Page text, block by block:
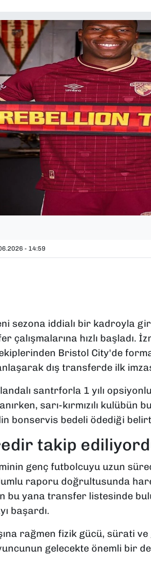
- 14:59
sezona iddialı bir kadroyla
çalışmalarına hızlı başladı.
Bristol City'de
dış transferde ilk
santrforla 1 yılı
sarı-kırmızılı kulübün
bonservis bedeli ödediği
takip
genç futbolcuyu uzun
raporu doğrultusunda
bu yana transfer listesinde
başardı.
rağmen fizik gücü, sürati ve
gelecekte önemli bir